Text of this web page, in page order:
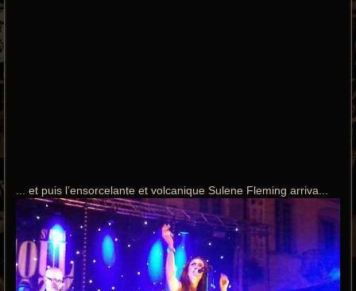
... et puis l’ensorcelante et volcanique Sulene Fleming arriva...